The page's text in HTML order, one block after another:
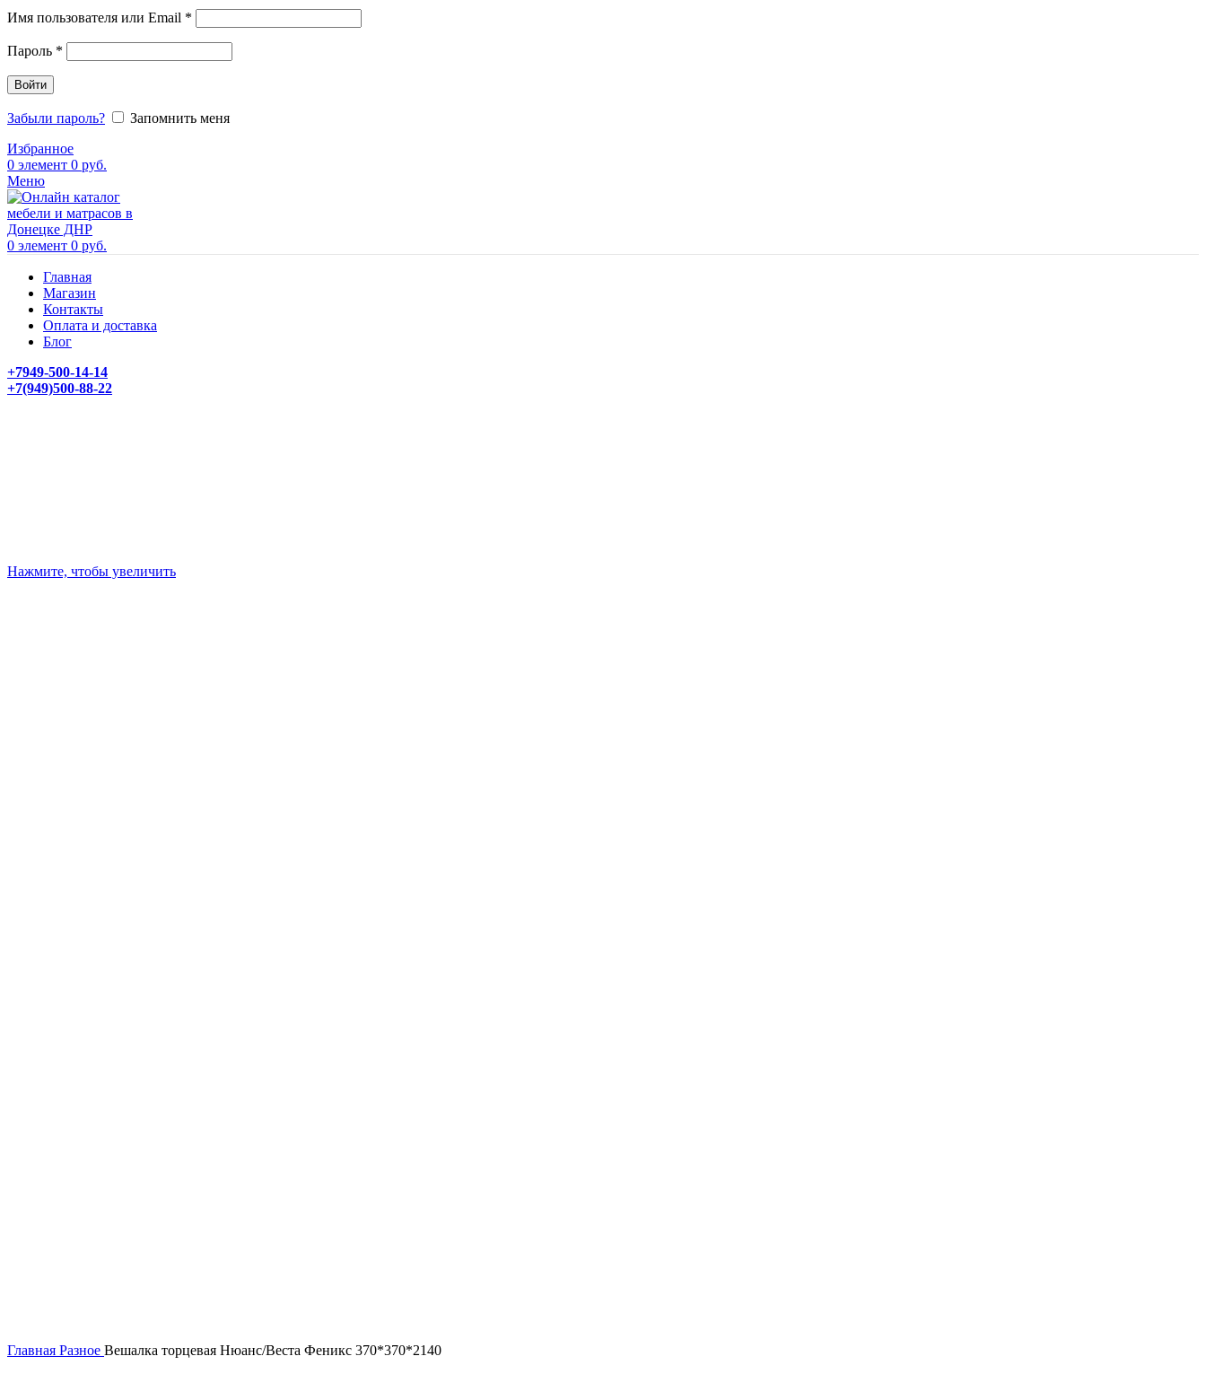
Имя пользователя или Email *
Пароль *
Войти
Забыли пароль?
Запомнить меня
Избранное
0 элемент 0 руб.
Меню
0 элемент 0 руб.
Главная
Магазин
Контакты
Оплата и доставка
Блог
+7949-500-14-14
+7(949)500-88-22
Нажмите, чтобы увеличить
Главная Разное Вешалка торцевая Нюанс/Веста Феникс 370*370*2140